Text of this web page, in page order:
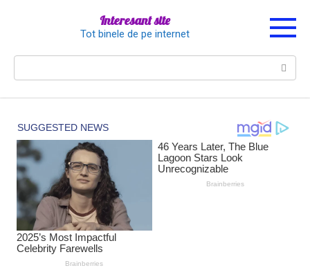
Interesant site
Tot binele de pe internet